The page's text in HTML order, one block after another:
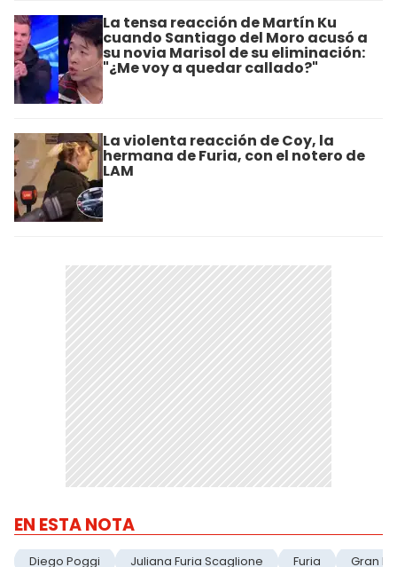
La tensa reacción de Martín Ku
cuando Santiago del Moro acusó a
su novia Marisol de su eliminación:
"¿Me voy a quedar callado?"
La violenta reacción de Coy, la
hermana de Furia, con el notero de
LAM
EN ESTA NOTA
Diego Poggi Juliana Furia Scaglione Furia Gran